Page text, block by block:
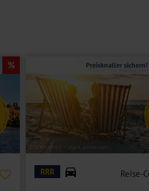
© rcfotostock – stock.adobe.com
Preisknaller sichern!
RRR Reise-